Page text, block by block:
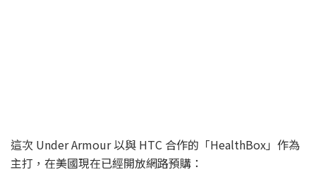
這次 Under Armour 以與 HTC 合作的「HealthBox」作為
主打，在美國現在已經開放網路預購：